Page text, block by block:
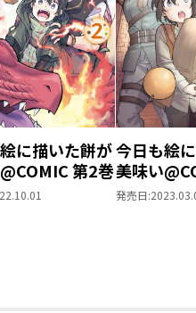
に描いた餅が
第2巻
今日も絵
美味い
発売日: